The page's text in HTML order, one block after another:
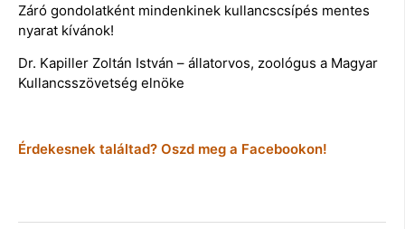
Záró gondolatként mindenkinek kullancscsípés mentes
nyarat kívánok!
Dr. Kapiller Zoltán István – állatorvos, zoológus a Magyar
Kullancsszövetség elnöke
Érdekesnek találtad? Oszd meg a Facebookon!